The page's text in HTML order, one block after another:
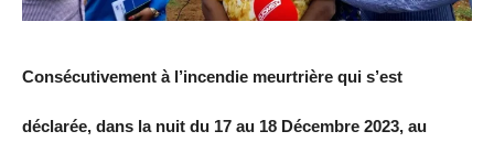
Consécutivement à l’incendie meurtrière qui s’est
déclarée, dans la nuit du 17 au 18 Décembre 2023, au